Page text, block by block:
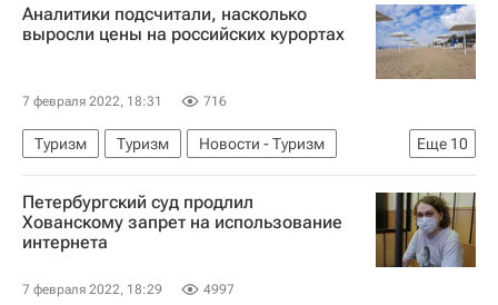
США
Россия Газпром
Еврокомиссия
В мире
Аналитики подсчитали, насколько
выросли цены на российских курортах
7 февраля 2022, 18:31 716
Еще 10
Туризм Туризм
Новости - Туризм
туристы
Республика Крым
Краснодарский край
Калининградская область
Черное море
Азовское море
Петербургский суд продлил
Хованскому запрет на использование
интернета
7 февраля 2022, 18:29 4997